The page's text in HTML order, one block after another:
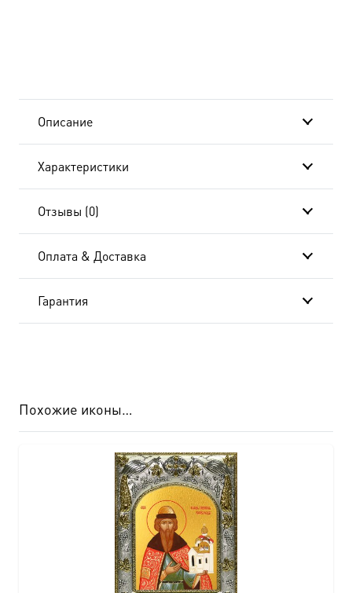
князь
430-
подарочной
коробке
Описание
Характеристики
Отзывы (0)
Оплата & Доставка
Гарантия
Похожие иконы…